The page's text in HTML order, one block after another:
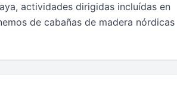
actividades dirigidas incluídas en
de cabañas de madera nórdicas